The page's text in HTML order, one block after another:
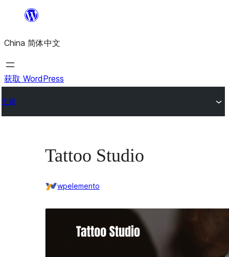
内
容
China 简体中文
获取 WordPress
主题
Tattoo Studio
wpelemento